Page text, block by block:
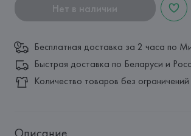
Нет в наличии
Бесплатная доставка за 2 часа по
Быстрая доставка по Беларуси и
Количество товаров без ограничений